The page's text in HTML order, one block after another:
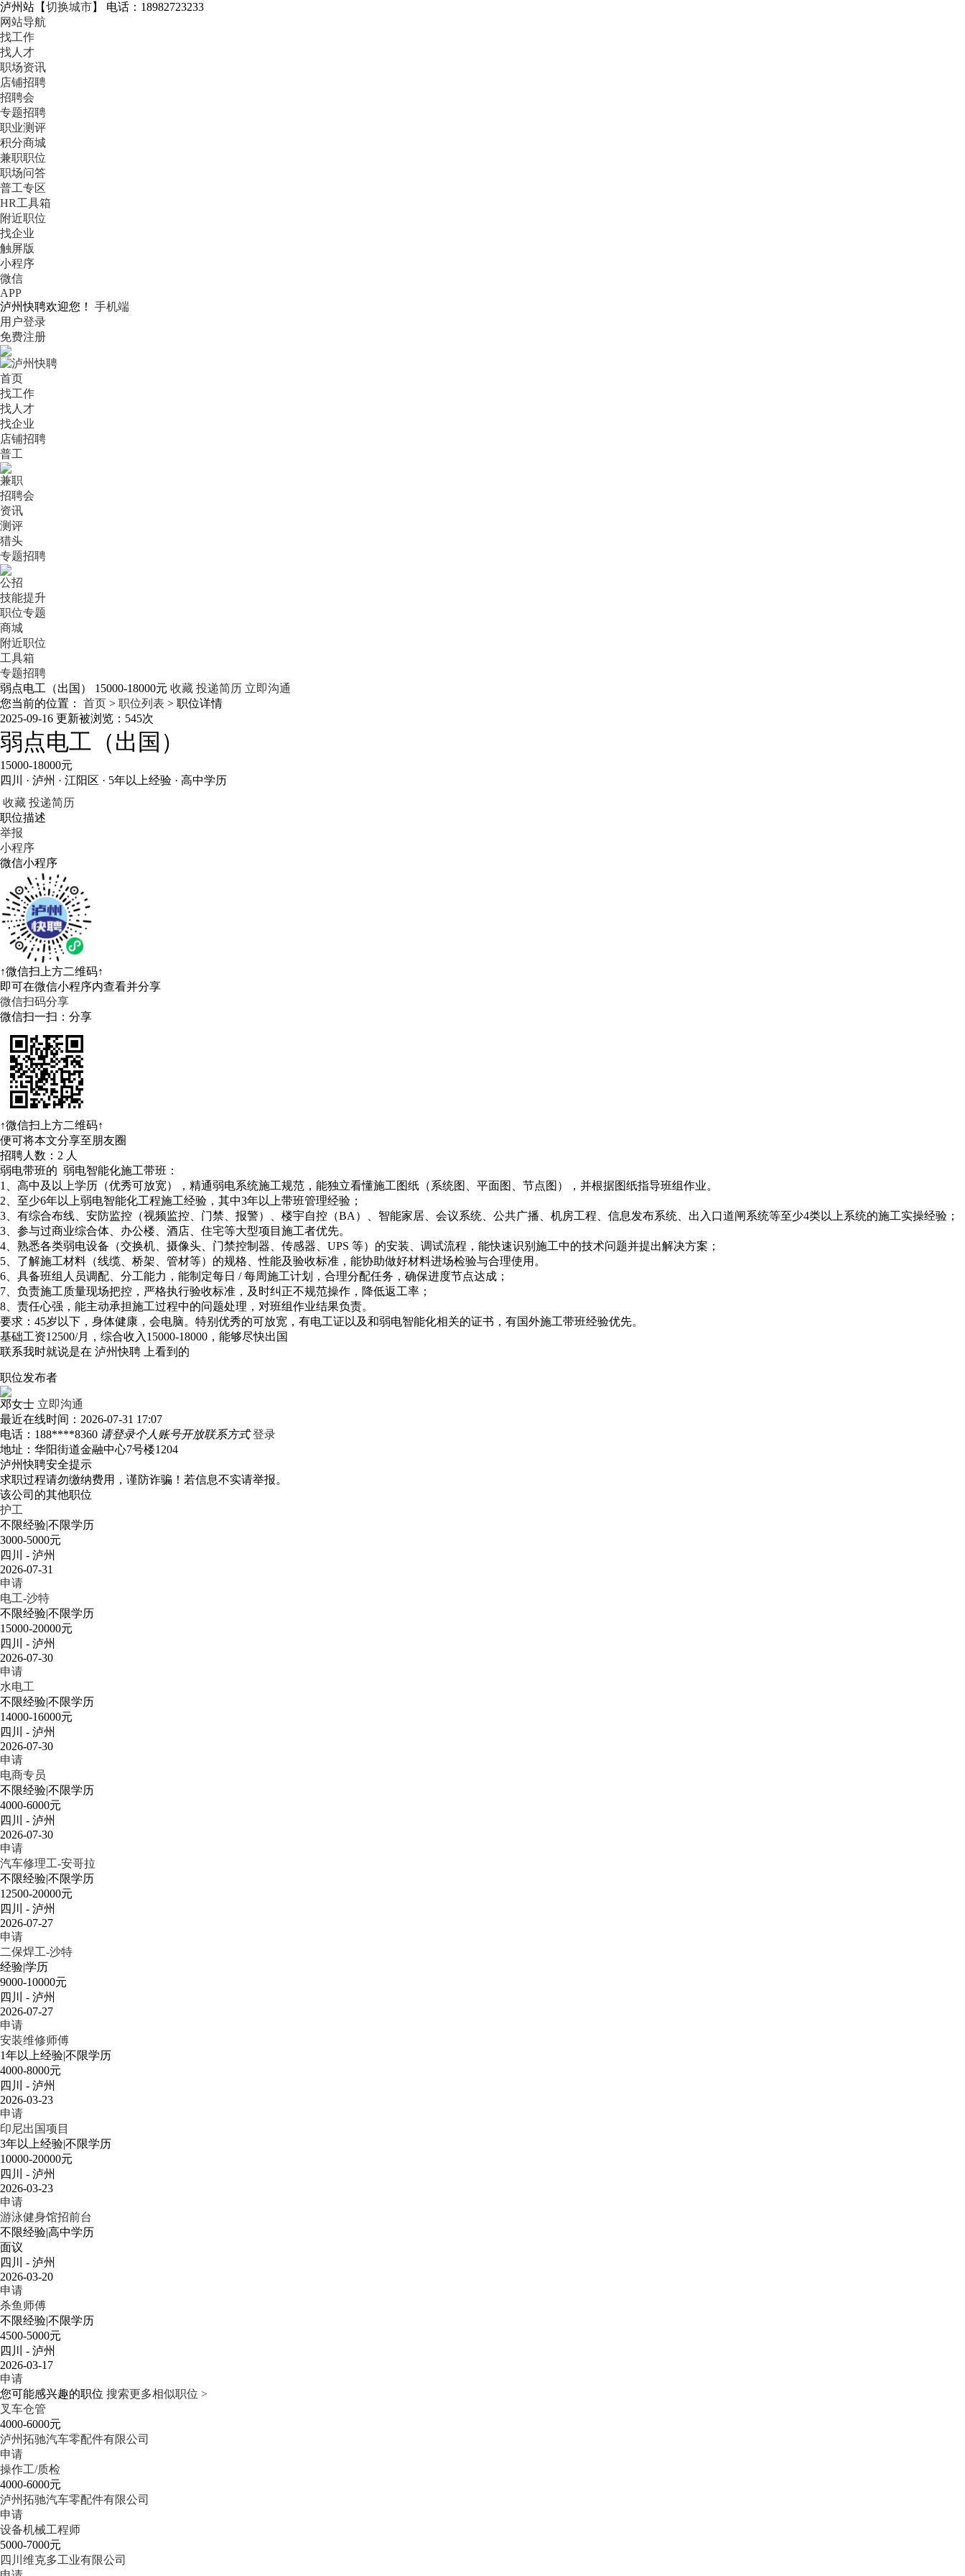
泸州站 【切换城市】
电话：18982723233
网站导航
找工作
找人才
职场资讯
店铺招聘
招聘会
专题招聘
职业测评
积分商城
兼职职位
职场问答
普工专区
HR工具箱
附近职位
找企业
触屏版
小程序
微信
APP
泸州快聘欢迎您！
手机端
用户登录
免费注册
首页
找工作
找人才
找企业
店铺招聘
普工
兼职
招聘会
资讯
测评
猎头
专题招聘
公招
技能提升
职位专题
商城
附近职位
工具箱
专题招聘
弱点电工（出国）
15000-18000元 收藏 投递简历 立即沟通
您当前的位置： 首页 > 职位列表 > 职位详情
2025-09-16 更新被浏览： 545次
弱点电工（出国）
15000-18000元
四川 · 泸州 · 江阳区 · 5年以上经验 · 高中学历
收藏 投递简历
职位描述
举报
小程序
微信小程序
↑微信扫上方二维码↑
即可在微信小程序内查看并分享
微信扫码分享
微信扫一扫：分享
↑微信扫上方二维码↑
便可将本文分享至朋友圈
招聘人数：2 人
弱电带班的 弱电智能化施工带班：
1、高中及以上学历（优秀可放宽），精通弱电系统施工规范，能独立看懂施工图纸（系统图、平面图、节点图），并根据图纸指导班组作业。
2、至少6年以上弱电智能化工程施工经验，其中3年以上带班管理经验；
3、有综合布线、安防监控（视频监控、门禁、报警）、楼宇自控（BA）、智能家居、会议系统、公共广播、机房工程、信息发布系统、出入口道闸系统等至少4类以上系统的施工实操经验；
3、参与过商业综合体、办公楼、酒店、住宅等大型项目施工者优先。
4、熟悉各类弱电设备（交换机、摄像头、门禁控制器、传感器、UPS 等）的安装、调试流程，能快速识别施工中的技术问题并提出解决方案；
5、了解施工材料（线缆、桥架、管材等）的规格、性能及验收标准，能协助做好材料进场检验与合理使用。
6、具备班组人员调配、分工能力，能制定每日 / 每周施工计划，合理分配任务，确保进度节点达成；
7、负责施工质量现场把控，严格执行验收标准，及时纠正不规范操作，降低返工率；
8、责任心强，能主动承担施工过程中的问题处理，对班组作业结果负责。
要求：45岁以下，身体健康，会电脑。特别优秀的可放宽，有电工证以及和弱电智能化相关的证书，有国外施工带班经验优先。
基础工资12500/月，综合收入15000-18000，能够尽快出国
联系我时就说是在 泸州快聘 上看到的
职位发布者
邓女士 立即沟通
最近在线时间：2026-07-31 17:07
电话： 188****8360 请登录个人账号开放联系方式 登录
地址：华阳街道金融中心7号楼1204
泸州快聘安全提示
求职过程请勿缴纳费用，谨防诈骗！若信息不实请举报。
该公司的其他职位
护工
不限经验|不限学历
3000-5000元
四川 - 泸州
2026-07-31
申请
电工-沙特
不限经验|不限学历
15000-20000元
四川 - 泸州
2026-07-30
申请
水电工
不限经验|不限学历
14000-16000元
四川 - 泸州
2026-07-30
申请
电商专员
不限经验|不限学历
4000-6000元
四川 - 泸州
2026-07-30
申请
汽车修理工-安哥拉
不限经验|不限学历
12500-20000元
四川 - 泸州
2026-07-27
申请
二保焊工-沙特
经验|学历
9000-10000元
四川 - 泸州
2026-07-27
申请
安装维修师傅
1年以上经验|不限学历
4000-8000元
四川 - 泸州
2026-03-23
申请
印尼出国项目
3年以上经验|不限学历
10000-20000元
四川 - 泸州
2026-03-23
申请
游泳健身馆招前台
不限经验|高中学历
面议
四川 - 泸州
2026-03-20
申请
杀鱼师傅
不限经验|不限学历
4500-5000元
四川 - 泸州
2026-03-17
申请
您可能感兴趣的职位 搜索更多相似职位 >
叉车仓管
4000-6000元
泸州拓驰汽车零配件有限公司
申请
操作工/质检
4000-6000元
泸州拓驰汽车零配件有限公司
申请
设备机械工程师
5000-7000元
四川维克多工业有限公司